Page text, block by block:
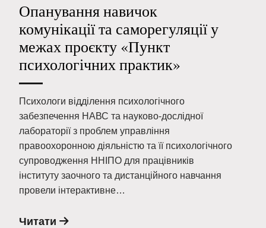
Опанування навичок
комунікації та саморегуляції у
межах проєкту «Пункт
психологічних практик»
Психологи відділення психологічного
забезпечення НАВС та науково-дослідної
лабораторії з проблем управління
правоохоронною діяльністю та її психологічного
супроводження ННІПО для працівників
інституту заочного та дистанційного навчання
провели інтерактивне…
Читати